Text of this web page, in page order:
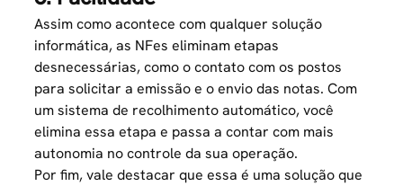
Assim como acontece com qualquer solução
informática, as NFes eliminam etapas
desnecessárias, como o contato com os postos
para solicitar a emissão e o envio das notas. Com
um sistema de recolhimento automático, você
elimina essa etapa e passa a contar com mais
autonomia no controle da sua operação.
Por fim, vale destacar que essa é uma solução que